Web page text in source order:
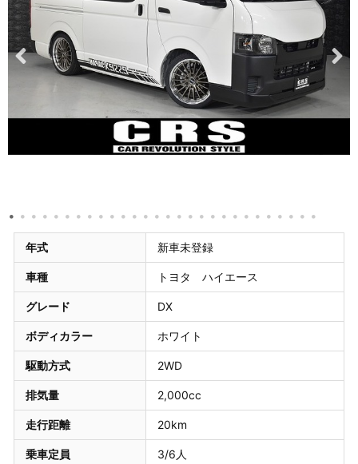
年式 新車未登録
車種 トヨタ ハイエース
グレード DX
ボディカラー ホワイト
駆動方式 2WD
排気量 2,000cc
走行距離 20km
乗車定員 3/6人